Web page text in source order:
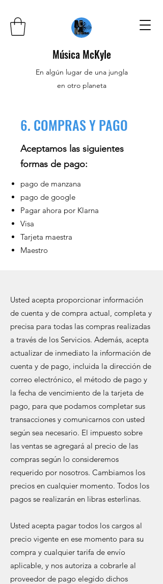
Música McKyle
En algún lugar de una jungla
en otro planeta
6. COMPRAS Y PAGO
Aceptamos las siguientes
formas de pago:
pago de manzana
pago de google
Pagar ahora por Klarna
Visa
Tarjeta maestra
Maestro
Usted acepta proporcionar información
de cuenta y de compra actual, completa y
precisa para todas las compras realizadas
a través de los Servicios. Además, acepta
actualizar de inmediato la información de
cuenta y de pago, incluida la dirección de
correo electrónico, el método de pago y
la fecha de vencimiento de la tarjeta de
pago, para que podamos completar sus
transacciones y comunicarnos con usted
según sea necesario. El impuesto sobre
las ventas se agregará al precio de las
compras según lo consideremos
requerido por nosotros. Cambiamos los
precios en cualquier momento. Todos los
pagos se realizarán en libras esterlinas.
Usted acepta pagar todos los cargos al
precio vigente en ese momento para su
compra y cualquier tarifa de envío
aplicable, y nos autoriza a cobrarle al
proveedor de pago elegido dichos